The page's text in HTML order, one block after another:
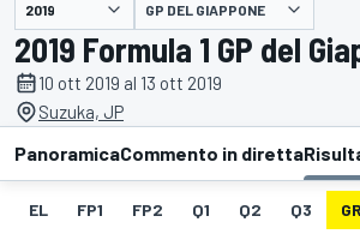
presentato da GP DEL GIAPPONE
2019 Formula 1 GP del
10 ott 2019 al 13 ott 2019
Suzuka, JP
PanoramicaCommento in diretta
EL FP1 FP2 Q1 Q2 Q3